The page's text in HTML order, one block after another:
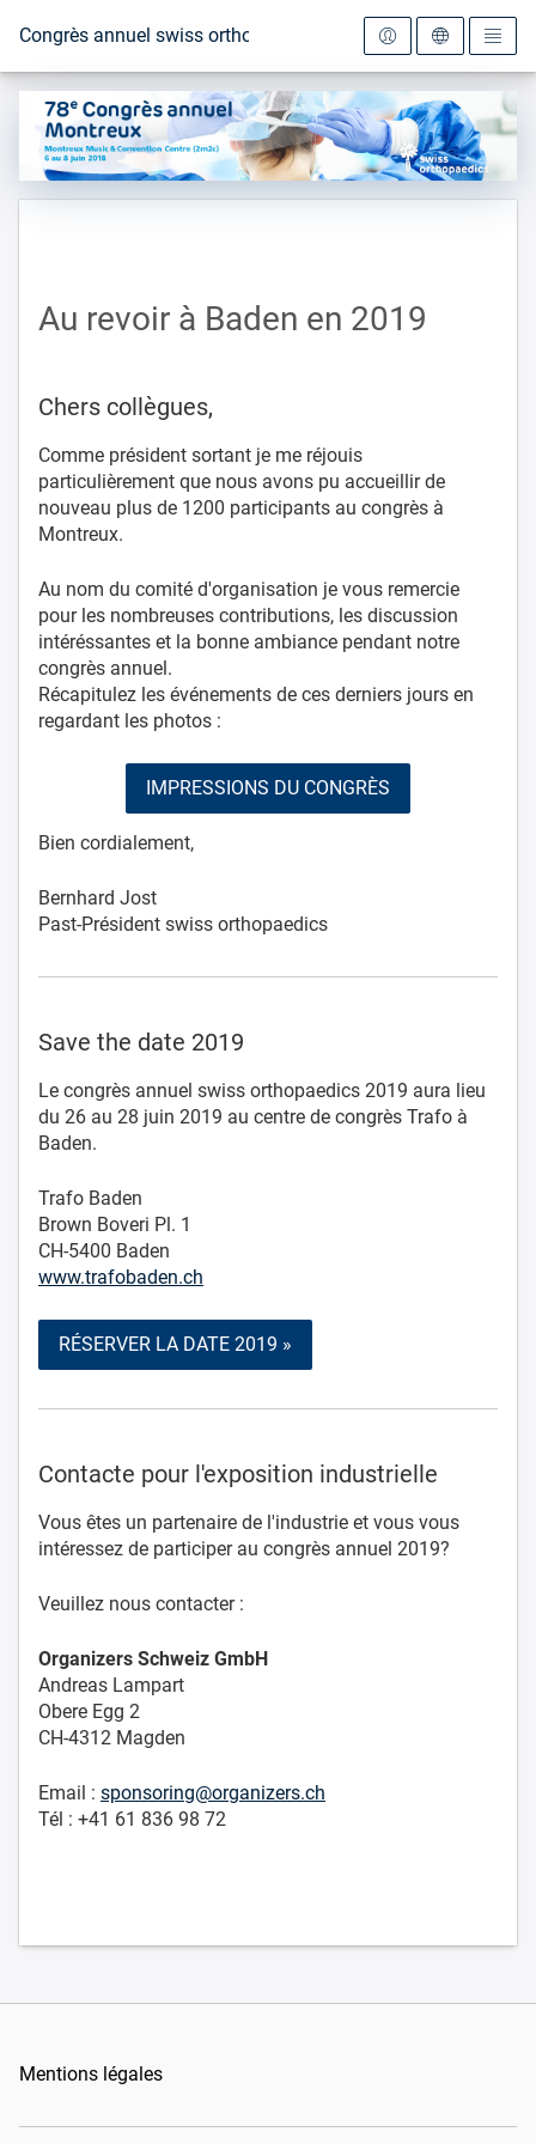
Vers la page d'accueil
Congrès annuel swiss orthopaedics 2018
Au revoir à Baden en 2019
Chers collègues,
Comme président sortant je me réjouis
particulièrement que nous avons pu accueillir de
nouveau plus de 1200 participants au congrès à
Montreux.
Au nom du comité d'organisation je vous remercie
pour les nombreuses contributions, les discussion
intéréssantes et la bonne ambiance pendant notre
congrès annuel.
Récapitulez les événements de ces derniers jours en
regardant les photos :
IMPRESSIONS DU CONGRÈS
Bien cordialement,
Bernhard Jost
Past-Président swiss orthopaedics
Save the date 2019
Le congrès annuel swiss orthopaedics 2019 aura lieu
du 26 au 28 juin 2019 au centre de congrès Trafo à
Baden.
Trafo Baden
Brown Boveri Pl. 1
CH-5400 Baden
www.trafobaden.ch
RÉSERVER LA DATE 2019 »
Contacte pour l'exposition industrielle
Vous êtes un partenaire de l'industrie et vous vous
intéressez de participer au congrès annuel 2019?
Veuillez nous contacter :
Organizers Schweiz GmbH
Andreas Lampart
Obere Egg 2
CH-4312 Magden
Email : sponsoring@organizers.ch
Tél : +41 61 836 98 72
Mentions légales